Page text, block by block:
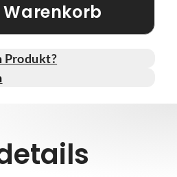
Warenkorb
Produkt?